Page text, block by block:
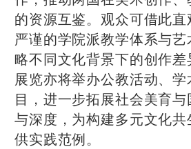
的资源互鉴。观众可借此
严谨的学院派教学体系与
略不同文化背景下的创作差
展览亦将举办公教活动、
目，进一步拓展社会美育
与深度，为构建多元文化
供实践范例。